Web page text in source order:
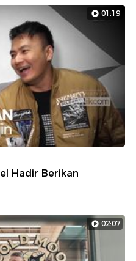
01:19
Hadir Berikan
02:07